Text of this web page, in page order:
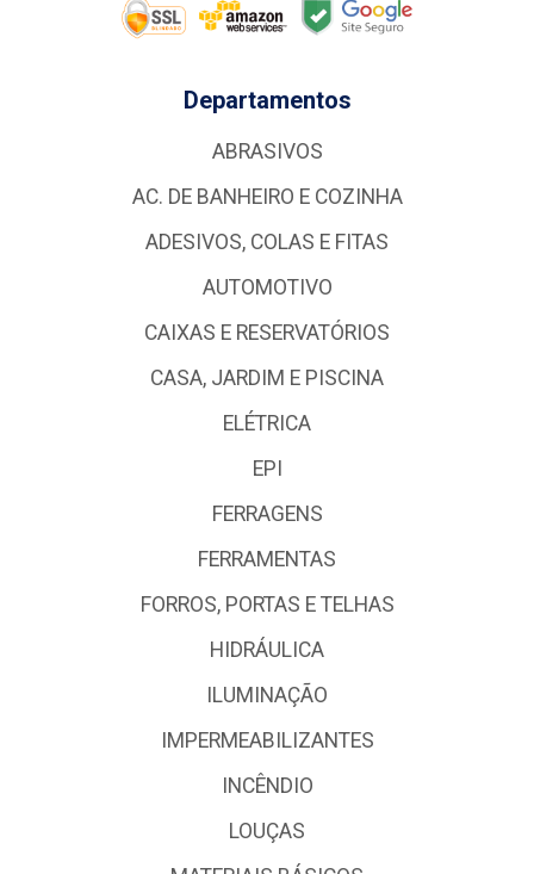
Departamentos
ABRASIVOS
AC. DE BANHEIRO E COZINHA
ADESIVOS, COLAS E FITAS
AUTOMOTIVO
CAIXAS E RESERVATÓRIOS
CASA, JARDIM E PISCINA
ELÉTRICA
EPI
FERRAGENS
FERRAMENTAS
FORROS, PORTAS E TELHAS
HIDRÁULICA
ILUMINAÇÃO
IMPERMEABILIZANTES
INCÊNDIO
LOUÇAS